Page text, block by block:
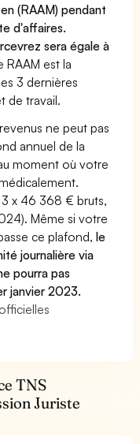
(RAAM) pendant
d'affaires.
sera égale à
RAAM est la
3 dernières
de travail.
ne peut pas
annuel de la
moment où votre
x 46 368 € bruts,
Même si votre
ce plafond,le
journalière via
pourra pas
janvier 2023.
TNS
Juriste